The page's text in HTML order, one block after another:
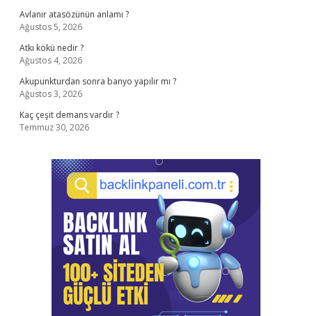
Avlanır atasözünün anlamı ?
Ağustos 5, 2026
Atkı kökü nedir ?
Ağustos 4, 2026
Akupunkturdan sonra banyo yapılır mı ?
Ağustos 3, 2026
Kaç çeşit demans vardır ?
Temmuz 30, 2026